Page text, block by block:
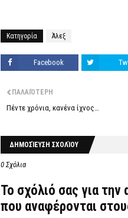
Κατηγορία Άλεξ
Facebook
ΠΑΛΑΙΌΤΕΡΗ
Πέντε χρόνια, κανένα ίχνος…
ΔΗΜΟΣΊΕΥΣΗ ΣΧΟΛΊΟΥ
0 Σχόλια
Το σχόλιό σας για
που αναφέρονται